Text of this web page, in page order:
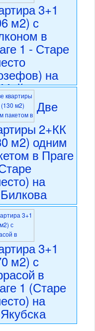
3+1
м2) с
в
1 - Старе
на
000 CZK
1
квартиры
стандарт
объекта: 20684
Две
2+КК
м2) одним
в Праге
на
000 CZK
1
квартиры
после
объекта:
20584
3+1
м2) с
в
1 (Старе
на